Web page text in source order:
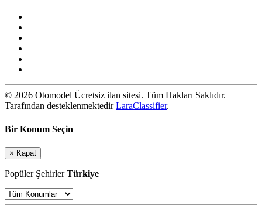
© 2026 Otomodel Ücretsiz ilan sitesi. Tüm Hakları Saklıdır.
Tarafından desteklenmektedirLaraClassifier.
Bir Konum Seçin
× Kapat
Popüler ŞehirlerTürkiye